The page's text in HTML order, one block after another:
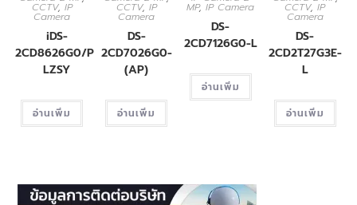
CCTV, IP
Camera
iDS-
2CD8626G0/P-
LZSY
อ่านเพิ่ม
CCTV, IP
Camera
DS-
2CD7026G0-
(AP)
อ่านเพิ่ม
MP,IP Camera
DS-
2CD7126G0-L
อ่านเพิ่ม
CCTV,IP
Camera
DS-
2CD2T27G3E-
L
อ่านเพิ่ม